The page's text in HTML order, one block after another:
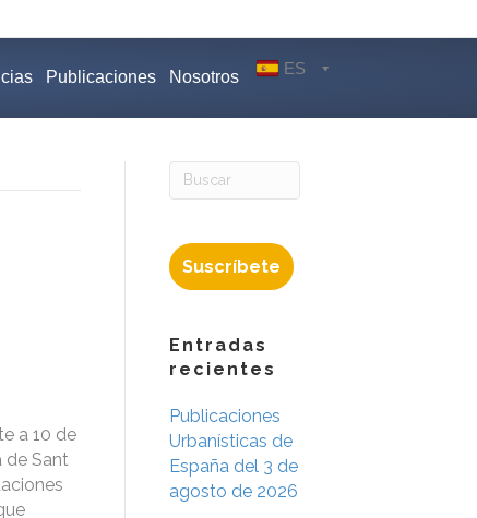
Publicaciones Nosotros ES
a 10 de
de Sant
Suscríbete
Entradas
recientes
Publicaciones
Urbanísticas de
España del 3 de
agosto de 2026